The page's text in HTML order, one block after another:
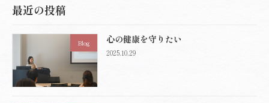
最近の投稿
Blog 心の健康を守りたい
2025.10.29